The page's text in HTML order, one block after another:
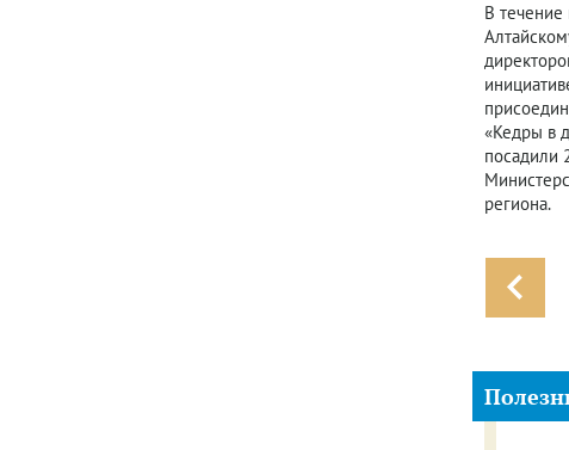
В
«Кедры в
посадили
региона.